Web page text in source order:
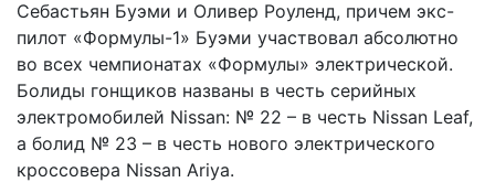
Себастьян Буэми и Оливер Роуленд, причем экс-
пилот «Формулы-1» Буэми участвовал абсолютно
во всех чемпионатах «Формулы» электрической.
Болиды гонщиков названы в честь серийных
электромобилей Nissan: № 22 – в честь Nissan Leaf,
а болид № 23 – в честь нового электрического
кроссовера Nissan Ariya.